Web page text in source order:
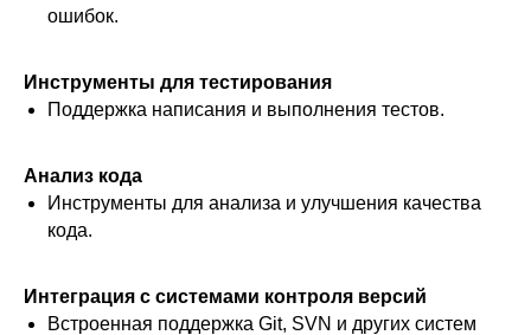
ошибок.
Инструменты для тестирования
Поддержка написания и выполнения тестов.
Анализ кода
Инструменты для анализа и улучшения качества
кода.
Интеграция с системами контроля версий
Встроенная поддержка Git, SVN и других систем